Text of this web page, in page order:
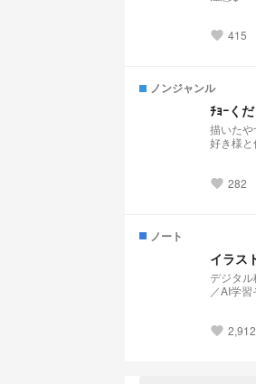
favorite 415
ノンジャンル
ﾁｮｰく
描いたやつ載
好き様と
favorite 282
ノート
イラス
デジタル移行後のイラスト
／AI学習その他
favorite 2,912